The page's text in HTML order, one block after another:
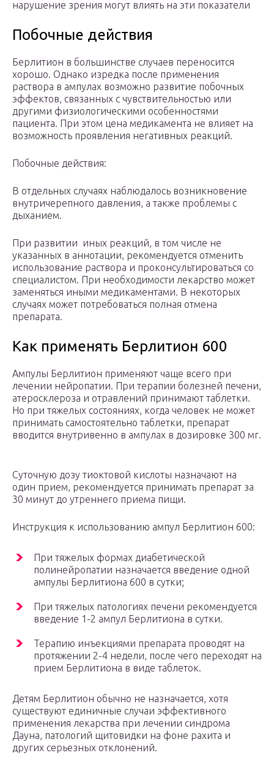
нарушение зрения могут влиять на эти показатели
Побочные действия
Берлитион в большинстве случаев переносится
хорошо. Однако изредка после применения
раствора в ампулах возможно развитие побочных
эффектов, связанных с чувствительностью или
другими физиологическими особенностями
пациента. При этом цена медикамента не влияет на
возможность проявления негативных реакций.
Побочные действия:
В отдельных случаях наблюдалось возникновение
внутричерепного давления, а также проблемы с
дыханием.
При развитии иных реакций, в том числе не
указанных в аннотации, рекомендуется отменить
использование раствора и проконсультироваться со
специалистом. При необходимости лекарство может
заменяться иными медикаментами. В некоторых
случаях может потребоваться полная отмена
препарата.
Как применять Берлитион 600
Ампулы Берлитион применяют чаще всего при
лечении нейропатии. При терапии болезней печени,
атеросклероза и отравлений принимают таблетки.
Но при тяжелых состояниях, когда человек не может
принимать самостоятельно таблетки, препарат
вводится внутривенно в ампулах в дозировке 300 мг.
Суточную дозу тиоктовой кислоты назначают на
один прием, рекомендуется принимать препарат за
30 минут до утреннего приема пищи.
Инструкция к использованию ампул Берлитион 600:
При тяжелых формах диабетической
полинейропатии назначается введение одной
ампулы Берлитиона 600 в сутки;
При тяжелых патологиях печени рекомендуется
введение 1-2 ампул Берлитиона в сутки.
Терапию инъекциями препарата проводят на
протяжении 2-4 недели, после чего переходят на
прием Берлитиона в виде таблеток.
Детям Берлитион обычно не назначается, хотя
существуют единичные случаи эффективного
применения лекарства при лечении синдрома
Дауна, патологий щитовидки на фоне рахита и
других серьезных отклонений.